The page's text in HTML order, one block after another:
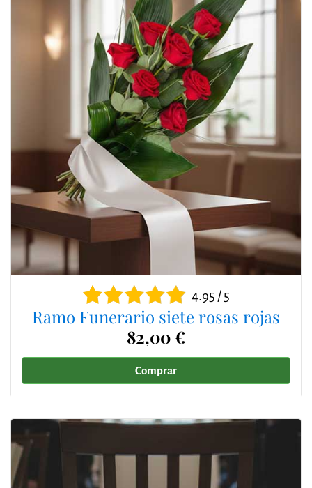
4.95 / 5
Ramo Funerario siete rosas rojas
82,00 €
Comprar